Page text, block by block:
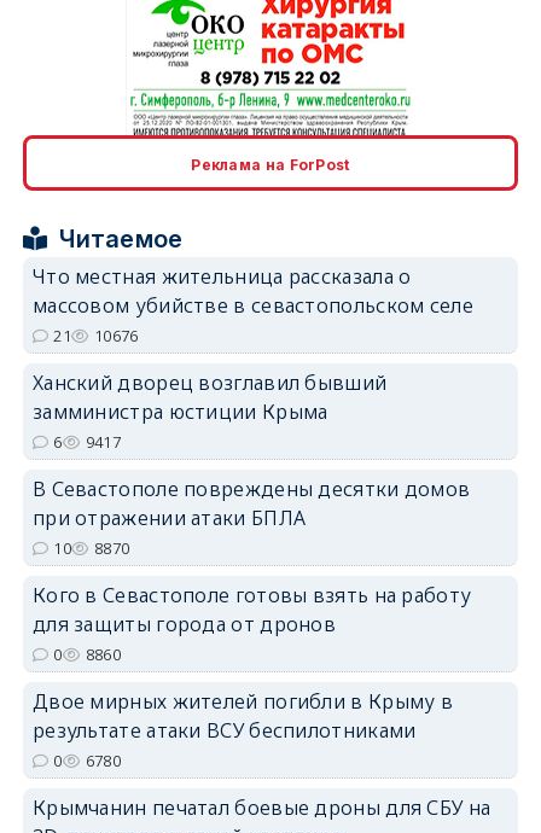
erid: 2SDnjcrDNw6
erid: 2SDnjdvhGXG
Реклама на ForPost
Читаемое
Что местная жительница рассказала о
массовом убийстве в севастопольском селе
21 10676
Ханский дворец возглавил бывший
замминистра юстиции Крыма
6 9417
В Севастополе повреждены десятки домов
при отражении атаки БПЛА
10 8870
Кого в Севастополе готовы взять на работу
для защиты города от дронов
0 8860
Двое мирных жителей погибли в Крыму в
результате атаки ВСУ беспилотниками
0 6780
Крымчанин печатал боевые дроны для СБУ на